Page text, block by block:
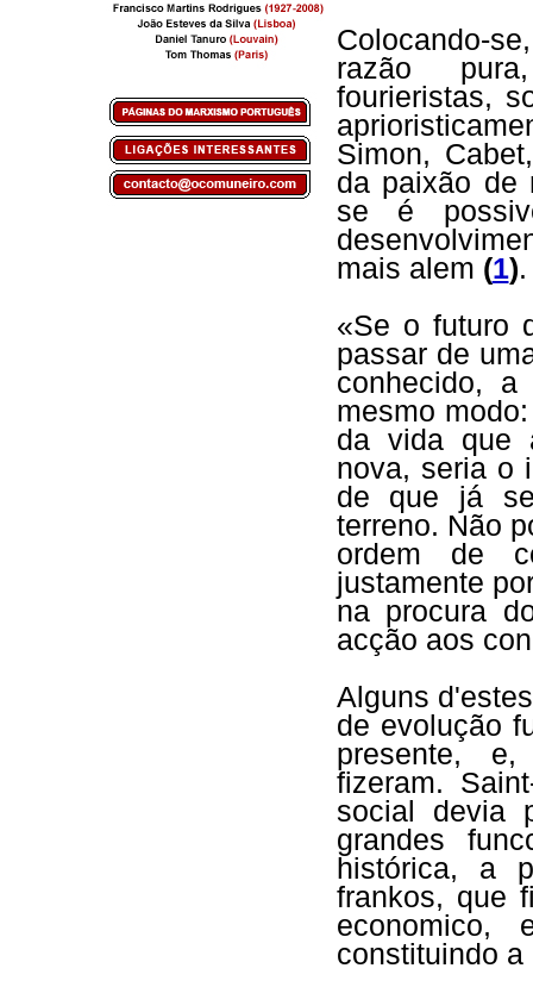
Colocando-
razão
fourieristas,
Simon,
da paixão de
se é
mais alem (1).
«Se o futuro
passar de
conhecido,
mesmo
da vida que
nova, seria o
de que já
terreno. Não
ordem de
justamente
na procura
acção aos
Alguns
de evolução
presente,
fizeram.
social devia
grandes
histórica, a
frankos, que
economico,
constituindo